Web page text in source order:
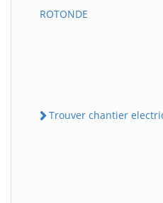
ROTONDE
Trouver chantier